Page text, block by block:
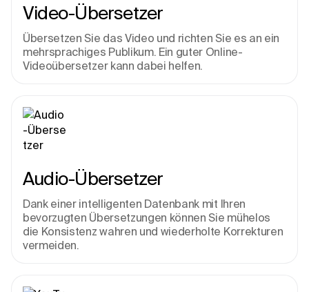
Video-Übersetzer
Übersetzen Sie das Video und richten Sie es an ein
mehrsprachiges Publikum. Ein guter Online-
Videoübersetzer kann dabei helfen.
Audio-Übersetzer
Dank einer intelligenten Datenbank mit Ihren
bevorzugten Übersetzungen können Sie mühelos
die Konsistenz wahren und wiederholte Korrekturen
vermeiden.